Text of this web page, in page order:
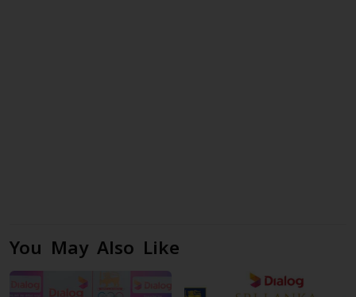
You May Also Like